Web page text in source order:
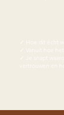
✓ Hoe dit écht
✓ Vanuit hoe
✓ Je snapt
vertrouwen en